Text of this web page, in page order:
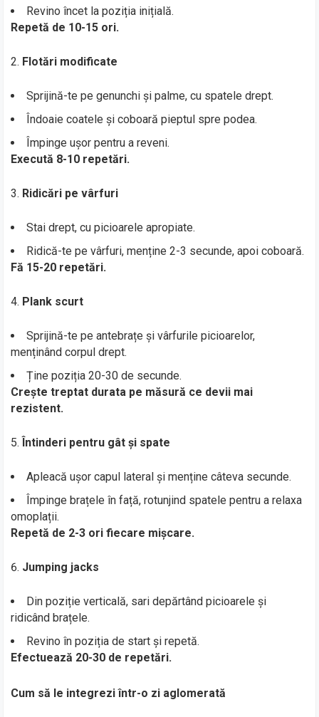
Revino încet la poziția inițială.
Repetă de 10-15 ori.
Flotări modificate
Sprijină-te pe genunchi și palme, cu spatele drept.
Îndoaie coatele și coboară pieptul spre podea.
Împinge ușor pentru a reveni.
Execută 8-10 repetări.
Ridicări pe vârfuri
Stai drept, cu picioarele apropiate.
Ridică-te pe vârfuri, menține 2-3 secunde, apoi coboară.
Fă 15-20 repetări.
Plank scurt
Sprijină-te pe antebrațe și vârfurile picioarelor,
menținând corpul drept.
Ține poziția 20-30 de secunde.
Crește treptat durata pe măsură ce devii mai
rezistent.
Întinderi pentru gât și spate
Apleacă ușor capul lateral și menține câteva secunde.
Împinge brațele în față, rotunjind spatele pentru a relaxa
omoplații.
Repetă de 2-3 ori fiecare mișcare.
Jumping jacks
Din poziție verticală, sari depărtând picioarele și
ridicând brațele.
Revino în poziția de start și repetă.
Efectuează 20-30 de repetări.
Cum să le integrezi într-o zi aglomerată